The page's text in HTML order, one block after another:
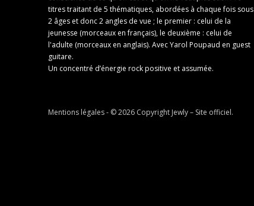
titres traitant de 5 thématiques, abordées à chaque fois sous
2 âges et donc 2 angles de vue ; le premier : celui de la
jeunesse (morceaux en français), le deuxième : celui de
l'adulte (morceaux en anglais). Avec Yarol Poupaud en guest
guitare.
Un concentré d’énergie rock positive et assumée.
Mentions légales- © 2026 Copyright Jewly – Site officiel.